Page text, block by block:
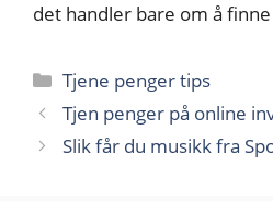
det handler bare om å
Kategorier
Tjene penger tips
Tjen penger på online
Slik får du musikk fra